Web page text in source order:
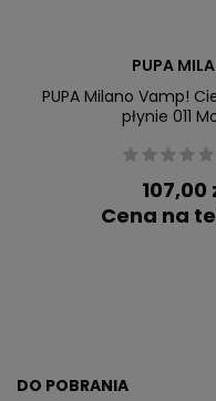
PUPA
PUPA Milano Vamp!
płynie 011
107,00
Cena na
DO POBRANIA